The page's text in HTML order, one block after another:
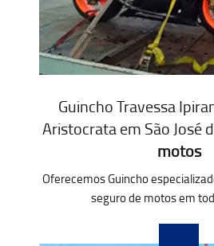
Guincho Travessa
Aristocrata em São José
motos
Oferecemos Guincho
seguro de motos em